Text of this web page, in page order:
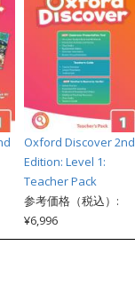
Oxford Discover 2nd
Edition: Level 1:
Teacher Pack
参考価格（税込）:
¥6,996